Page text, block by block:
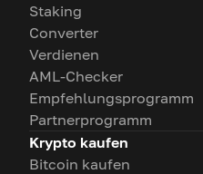
Staking
Converter
Verdienen
AML-Checker
Empfehlungsprogramm
Partnerprogramm
Krypto kaufen
Bitcoin kaufen